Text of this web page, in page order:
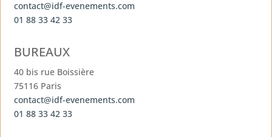
contact@idf-evenements.com
01 88 33 42 33
BUREAUX
40 bis rue Boissière
75116 Paris
contact@idf-evenements.com
01 88 33 42 33